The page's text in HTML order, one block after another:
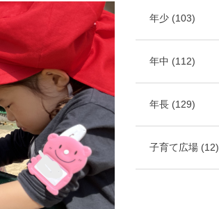
年少(103)
年中 (112)
年長(129)
子育て広場(12)